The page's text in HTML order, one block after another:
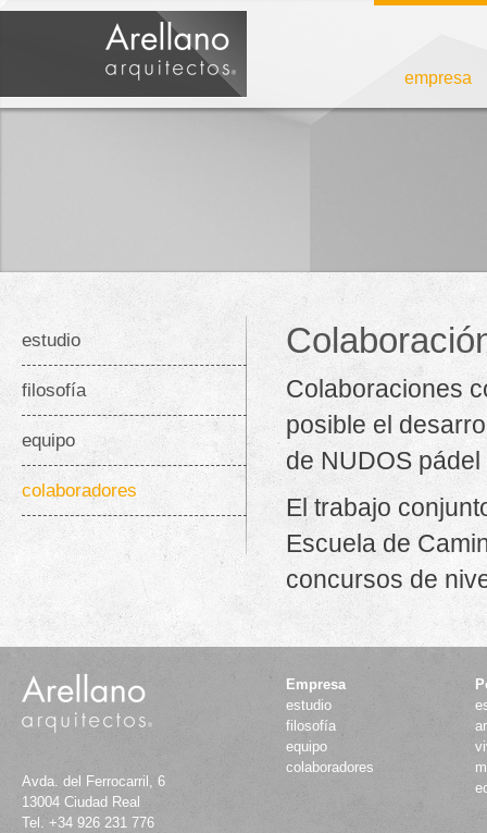
empresa
estudio
filosofía
equipo
colaboradores
Colaboraciones
posible el
de NUDOS
El trabajo
Escuela de
concursos de
Avda. del Ferrocarril, 6
13004 Ciudad Real
Tel. +34 926 231 776
Empresa
estudio
filosofía
equipo
colaboradores